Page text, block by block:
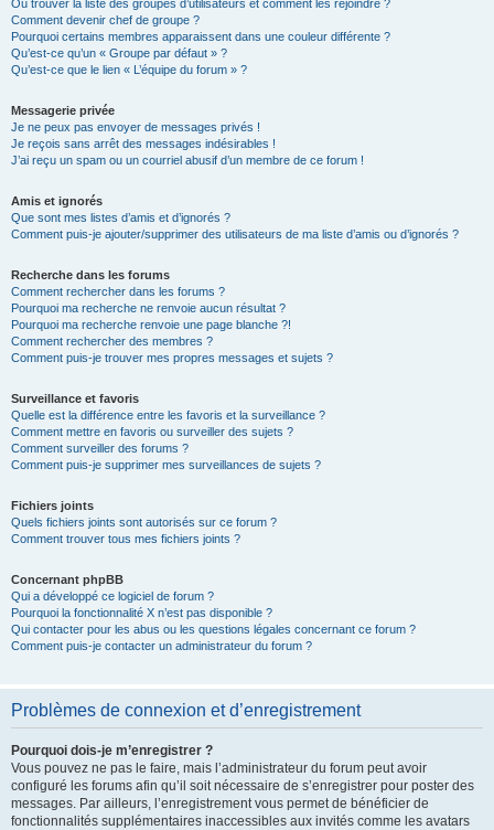
Où trouver la liste des groupes d’utilisateurs et comment les rejoindre ?
Comment devenir chef de groupe ?
Pourquoi certains membres apparaissent dans une couleur différente ?
Qu’est-ce qu’un « Groupe par défaut » ?
Qu’est-ce que le lien « L’équipe du forum » ?
Messagerie privée
Je ne peux pas envoyer de messages privés !
Je reçois sans arrêt des messages indésirables !
J’ai reçu un spam ou un courriel abusif d’un membre de ce forum !
Amis et ignorés
Que sont mes listes d’amis et d’ignorés ?
Comment puis-je ajouter/supprimer des utilisateurs de ma liste d’amis ou d’ignorés ?
Recherche dans les forums
Comment rechercher dans les forums ?
Pourquoi ma recherche ne renvoie aucun résultat ?
Pourquoi ma recherche renvoie une page blanche ?!
Comment rechercher des membres ?
Comment puis-je trouver mes propres messages et sujets ?
Surveillance et favoris
Quelle est la différence entre les favoris et la surveillance ?
Comment mettre en favoris ou surveiller des sujets ?
Comment surveiller des forums ?
Comment puis-je supprimer mes surveillances de sujets ?
Fichiers joints
Quels fichiers joints sont autorisés sur ce forum ?
Comment trouver tous mes fichiers joints ?
Concernant phpBB
Qui a développé ce logiciel de forum ?
Pourquoi la fonctionnalité X n’est pas disponible ?
Qui contacter pour les abus ou les questions légales concernant ce forum ?
Comment puis-je contacter un administrateur du forum ?
Problèmes de connexion et d’enregistrement
Pourquoi dois-je m’enregistrer ?
Vous pouvez ne pas le faire, mais l’administrateur du forum peut avoir
configuré les forums afin qu’il soit nécessaire de s’enregistrer pour poster des
messages. Par ailleurs, l’enregistrement vous permet de bénéficier de
fonctionnalités supplémentaires inaccessibles aux invités comme les avatars